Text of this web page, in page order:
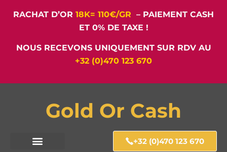
RACHAT D’OR 18K= 110€/GR – PAIEMENT CASH
ET 0% DE TAXE !
NOUS RECEVONS UNIQUEMENT SUR RDV AU
+32 (0)470 123 670
Gold Or Cash
+32 (0)470 123 670